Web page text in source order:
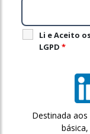
Li e Aceito
LGPD *
Destinada